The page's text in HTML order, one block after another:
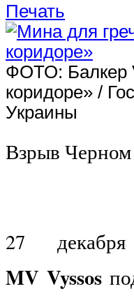
Печать
ФОТО: Балкер
коридоре» /
Украины
Взрыв
27
MVVyssos